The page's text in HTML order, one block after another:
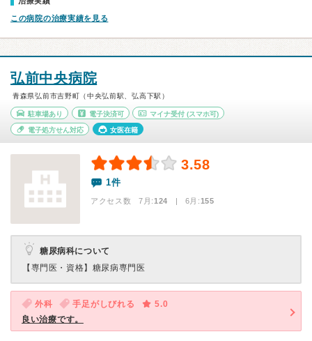
この病院の治療実績を見る
弘前中央病院
青森県弘前市吉野町（中央弘前駅、弘高下駅）
駐車場あり 電子決済可 マイナ受付 (スマホ可)
電子処方せん対応 女医在籍
3.58
1件
アクセス数 7月:124 | 6月:155
糖尿病科について
【専門医・資格】 糖尿病専門医
外科 手足がしびれる
5.0
良い治療です。